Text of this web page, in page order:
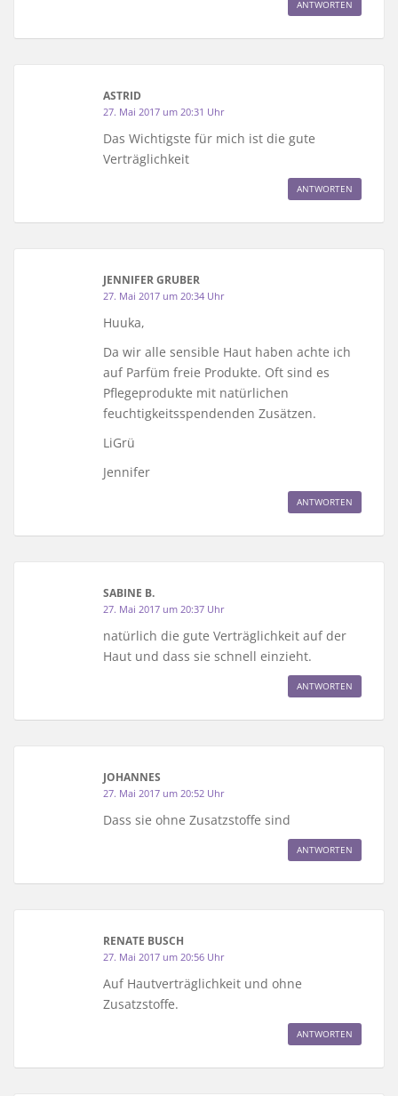
ANTWORTEN
ASTRID
27. Mai 2017 um 20:31 Uhr
Das Wichtigste für mich ist die gute
Verträglichkeit
ANTWORTEN
JENNIFER GRUBER
27. Mai 2017 um 20:34 Uhr
Huuka,
Da wir alle sensible Haut haben achte ich
auf Parfüm freie Produkte. Oft sind es
Pflegeprodukte mit natürlichen
feuchtigkeitsspendenden Zusätzen.
LiGrü
Jennifer
ANTWORTEN
SABINE B.
27. Mai 2017 um 20:37 Uhr
natürlich die gute Verträglichkeit auf der
Haut und dass sie schnell einzieht.
ANTWORTEN
JOHANNES
27. Mai 2017 um 20:52 Uhr
Dass sie ohne Zusatzstoffe sind
ANTWORTEN
RENATE BUSCH
27. Mai 2017 um 20:56 Uhr
Auf Hautverträglichkeit und ohne
Zusatzstoffe.
ANTWORTEN